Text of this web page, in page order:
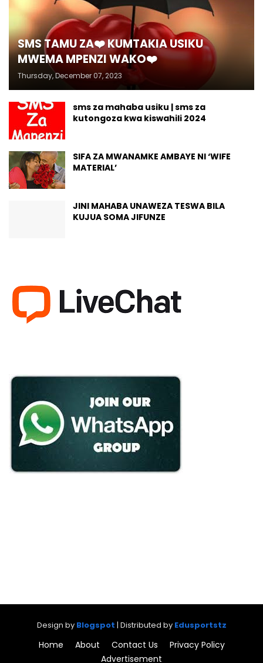
SMS TAMU ZA❤️ KUMTAKIA USIKU
MWEMA MPENZI WAKO❤️
Thursday, December 07, 2023
sms za mahaba usiku | sms za
kutongoza kwa kiswahili 2024
SIFA ZA MWANAMKE AMBAYE NI ‘WIFE
MATERIAL’
JINI MAHABA UNAWEZA TESWA BILA
KUJUA SOMA JIFUNZE
Design by Blogspot | Distributed by Edusportstz
Home About Contact Us
Privacy Policy
Advertisement